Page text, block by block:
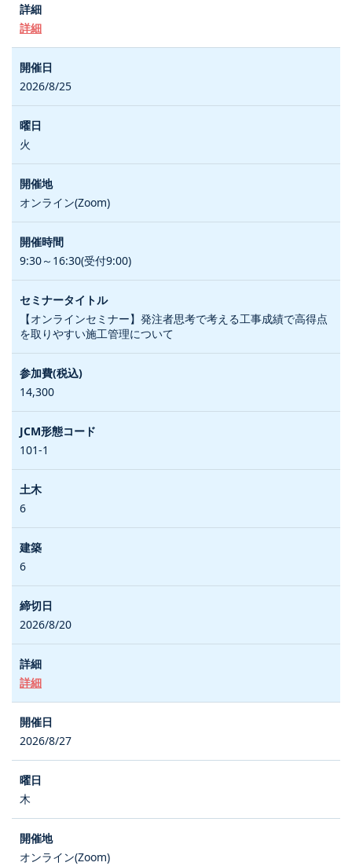
詳細
2026/8/25
火
オンライン(Zoom)
9:30～16:30(受付9:00)
【オンラインセミナー】発注者思考で考える工事成績で高得点
を取りやすい施工管理について
14,300
101-1
6
6
2026/8/20
詳細
2026/8/27
木
オンライン(Zoom)